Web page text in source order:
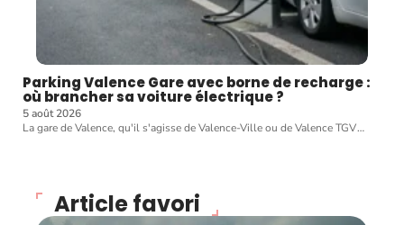
Parking Valence Gare avec borne de recharge :
où brancher sa voiture électrique ?
5 août 2026
La gare de Valence, qu'il s'agisse de Valence-Ville ou de Valence TGV…
Article favori